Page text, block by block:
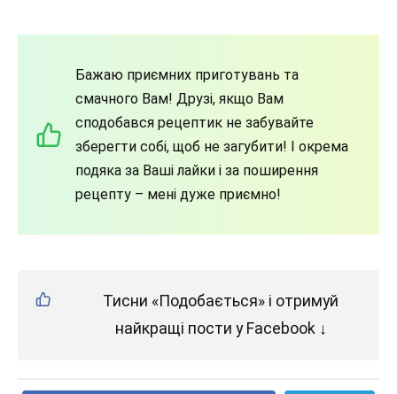
Бажаю приємних приготувань та
смачного Вам! Друзі, якщо Вам
сподобався рецептик не забувайте
зберегти собі, щоб не загубити! І окрема
подяка за Ваші лайки і за поширення
рецепту – мені дуже приємно!
Тисни «Подобається» і отримуй
найкращі пости у Facebook ↓